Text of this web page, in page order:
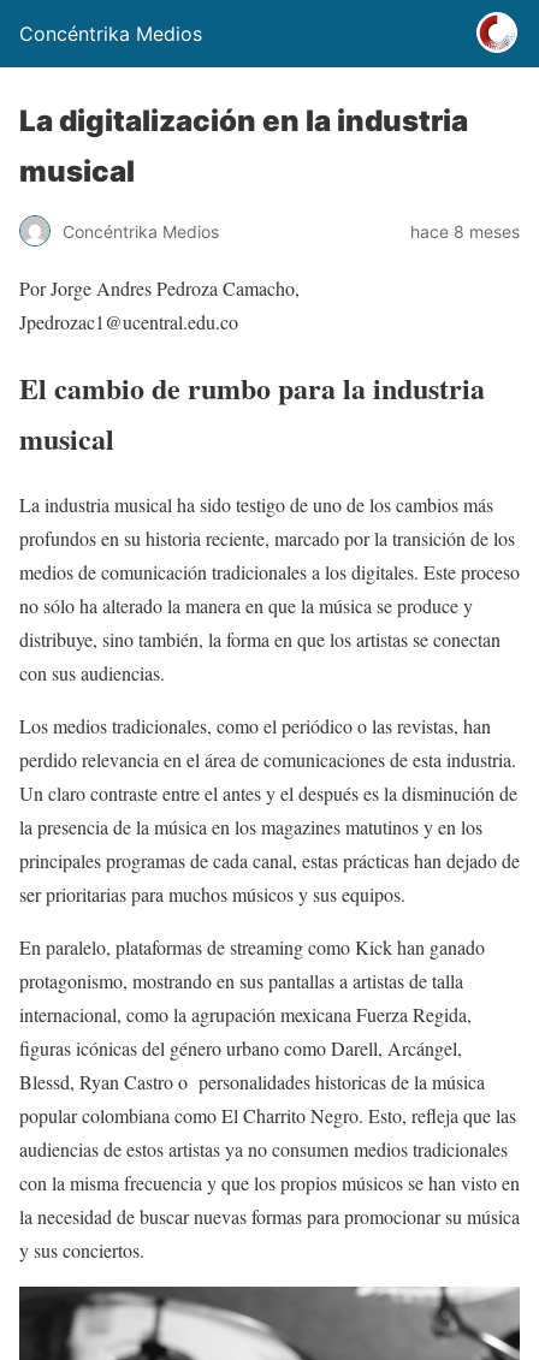
Concéntrika Medios
La digitalización en la industria
musical
Concéntrika Medios hace 8 meses
Por Jorge Andres Pedroza Camacho,
Jpedrozac1@ucentral.edu.co
El cambio de rumbo para la industria
musical
La industria musical ha sido testigo de uno de los cambios más
profundos en su historia reciente, marcado por la transición de los
medios de comunicación tradicionales a los digitales. Este proceso
no sólo ha alterado la manera en que la música se produce y
distribuye, sino también, la forma en que los artistas se conectan
con sus audiencias.
Los medios tradicionales, como el periódico o las revistas, han
perdido relevancia en el área de comunicaciones de esta industria.
Un claro contraste entre el antes y el después es la disminución de
la presencia de la música en los magazines matutinos y en los
principales programas de cada canal, estas prácticas han dejado de
ser prioritarias para muchos músicos y sus equipos.
En paralelo, plataformas de streaming como Kick han ganado
protagonismo, mostrando en sus pantallas a artistas de talla
internacional, como la agrupación mexicana Fuerza Regida,
figuras icónicas del género urbano como Darell, Arcángel,
Blessd, Ryan Castro o personalidades historicas de la música
popular colombiana como El Charrito Negro. Esto, refleja que las
audiencias de estos artistas ya no consumen medios tradicionales
con la misma frecuencia y que los propios músicos se han visto en
la necesidad de buscar nuevas formas para promocionar su música
y sus conciertos.